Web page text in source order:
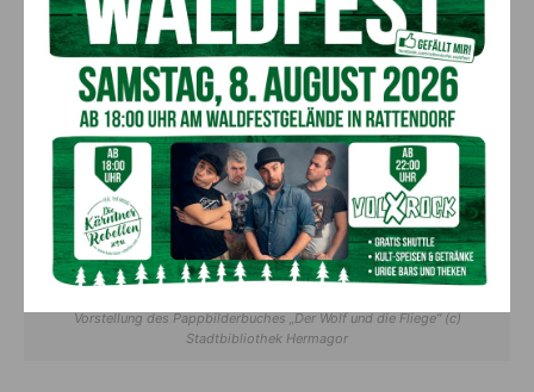
Vorstellung des Pappbilderbuches „Der Wolf und die Fliege“ (c)
Stadtbibliothek Hermagor